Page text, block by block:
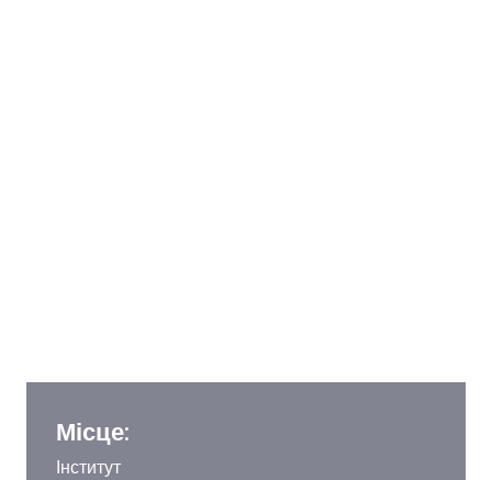
Місце:
Інститут